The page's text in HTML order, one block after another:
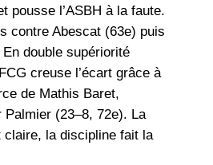
pousse l’ASBH à la faute.
contre Abescat (63e) puis
double supériorité
creuse l’écart grâce à
de Mathis Baret,
Palmier (23–8, 72e). La
claire, la discipline fait la